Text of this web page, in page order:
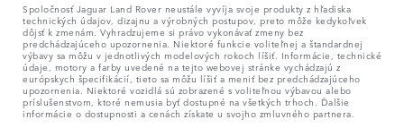
Spoločnosť Jaguar Land Rover neustále vyvíja svoje produkty z hľadiska
technických údajov, dizajnu a výrobných postupov, preto môže kedykoľvek
dôjsť k zmenám. Vyhradzujeme si právo vykonávať zmeny bez
predchádzajúceho upozornenia. Niektoré funkcie voliteľnej a štandardnej
výbavy sa môžu v jednotlivých modelových rokoch líšiť. Informácie, technické
údaje, motory a farby uvedené na tejto webovej stránke vychádzajú z
európskych špecifikácií, tieto sa môžu líšiť a meniť bez predchádzajúceho
upozornenia. Niektoré vozidlá sú zobrazené s voliteľnou výbavou alebo
príslušenstvom, ktoré nemusia byť dostupné na všetkých trhoch. Ďalšie
informácie o dostupnosti a cenách získate u svojho zmluvného partnera.